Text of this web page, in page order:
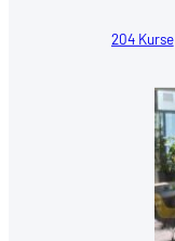
204 Kurse